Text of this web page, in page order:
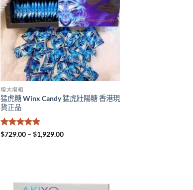
增大增粗
猛虎糖 Winx Candy 猛虎壯陽糖 香港現
貨正品
評分5滿
$729.00 – $1,929.00Price